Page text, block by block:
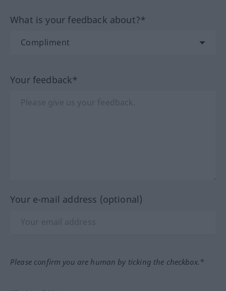
What is your feedback about?*
Your feedback*
Your e-mail address (optional)
Please confirm you are human by ticking the checkbox.*